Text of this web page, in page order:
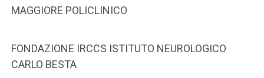
MAGGIORE POLICLINICO
FONDAZIONE IRCCS ISTITUTO NEUROLOGICO
CARLO BESTA